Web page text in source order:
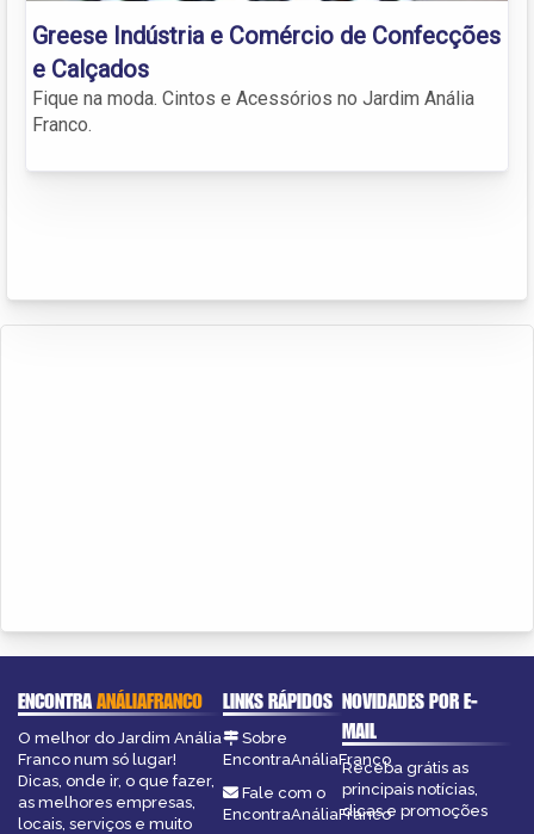
Greese Indústria e Comércio de Confecções
e Calçados
Fique na moda. Cintos e Acessórios no Jardim Anália
Franco.
ENCONTRAANÁLIAFRANCO
O melhor do Jardim Anália
Franco num só lugar!
Dicas, onde ir, o que fazer,
as melhores empresas,
locais, serviços e muito
LINKS RÁPIDOS
Sobre
EncontraAnáliaFranco
Fale com o
EncontraAnáliaFranco
NOVIDADES POR E-
MAIL
Receba grátis as
principais notícias,
dicas e promoções